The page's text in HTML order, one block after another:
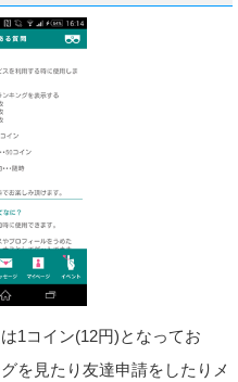
1コイン(12円)となってお
を見たり友達申請をしたりメ